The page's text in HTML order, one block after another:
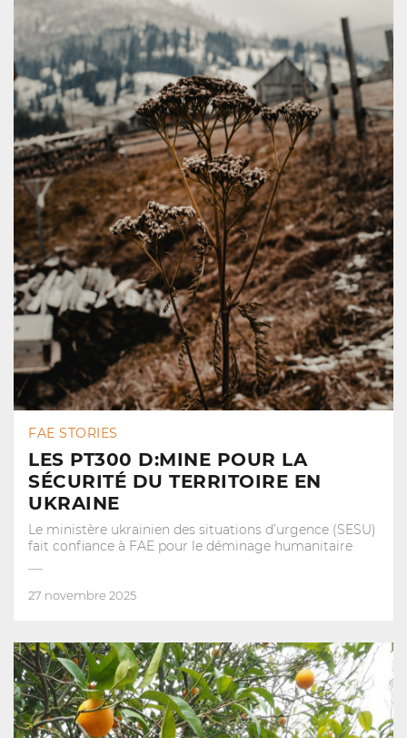
FAE STORIES
LES PT300 D:MINE POUR LA
SÉCURITÉ DU TERRITOIRE EN
UKRAINE
Le ministère ukrainien des situations d’urgence (SESU)
fait confiance à FAE pour le déminage humanitaire
27 novembre 2025